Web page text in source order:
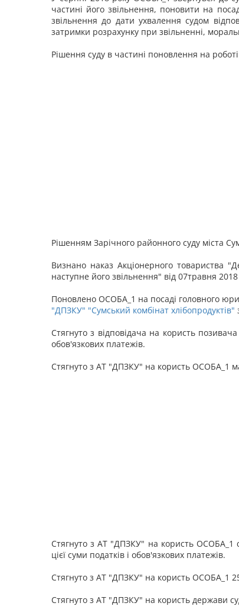
частині його звільнення, поновити на
звільнення до дати ухвалення судом
затримки розрахунку при звільненні,
Рішення суду в частині поновлення на
Рішенням Зарічного районного суду міста
Визнано наказ Акціонерного товариства
наступне його звільнення" від 07травня
Поновлено ОСОБА_1 на посаді головного
"ДПЗКУ" "Сумський комбінат хлібопродуктів"
Стягнуто з відповідача на користь
обов'язкових платежів.
Стягнуто з АТ "ДПЗКУ" на користь ОСОБА_1
Стягнуто з АТ "ДПЗКУ" на користь ОСОБА_1
цієї суми податків і обов'язкових платежів.
Стягнуто з АТ "ДПЗКУ" на користь ОСОБА_1
Стягнуто з АТ "ДПЗКУ" на користь держави